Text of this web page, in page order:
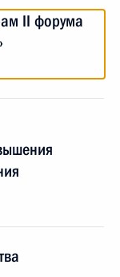
II форума